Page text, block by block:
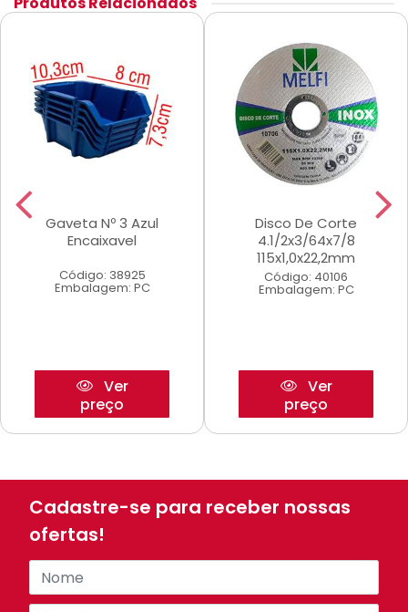
Gaveta Nº 3 Azul
Encaixavel
Código: 38925
Embalagem: PC
Ver
preço
Disco De Corte
4.1/2x3/64x7/8
115x1,0x22,2mm
Código: 40106
Embalagem: PC
Ver
preço
Cadastre-se para receber nossas
ofertas!